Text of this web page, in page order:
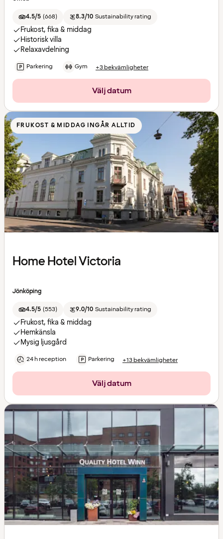
4.5/5 (668) 8.3/10 Sustainability rating
Frukost, fika & middag
Historisk villa
Relaxavdelning
Parkering Gym +3 bekvämligheter
Välj datum
FRUKOST & MIDDAG INGÅR ALLTID
Home Hotel Victoria
Jönköping
4.5/5 (553) 9.0/10 Sustainability rating
Frukost, fika & middag
Hemkänsla
Mysig ljusgård
24 h reception Parkering +13 bekvämligheter
Välj datum